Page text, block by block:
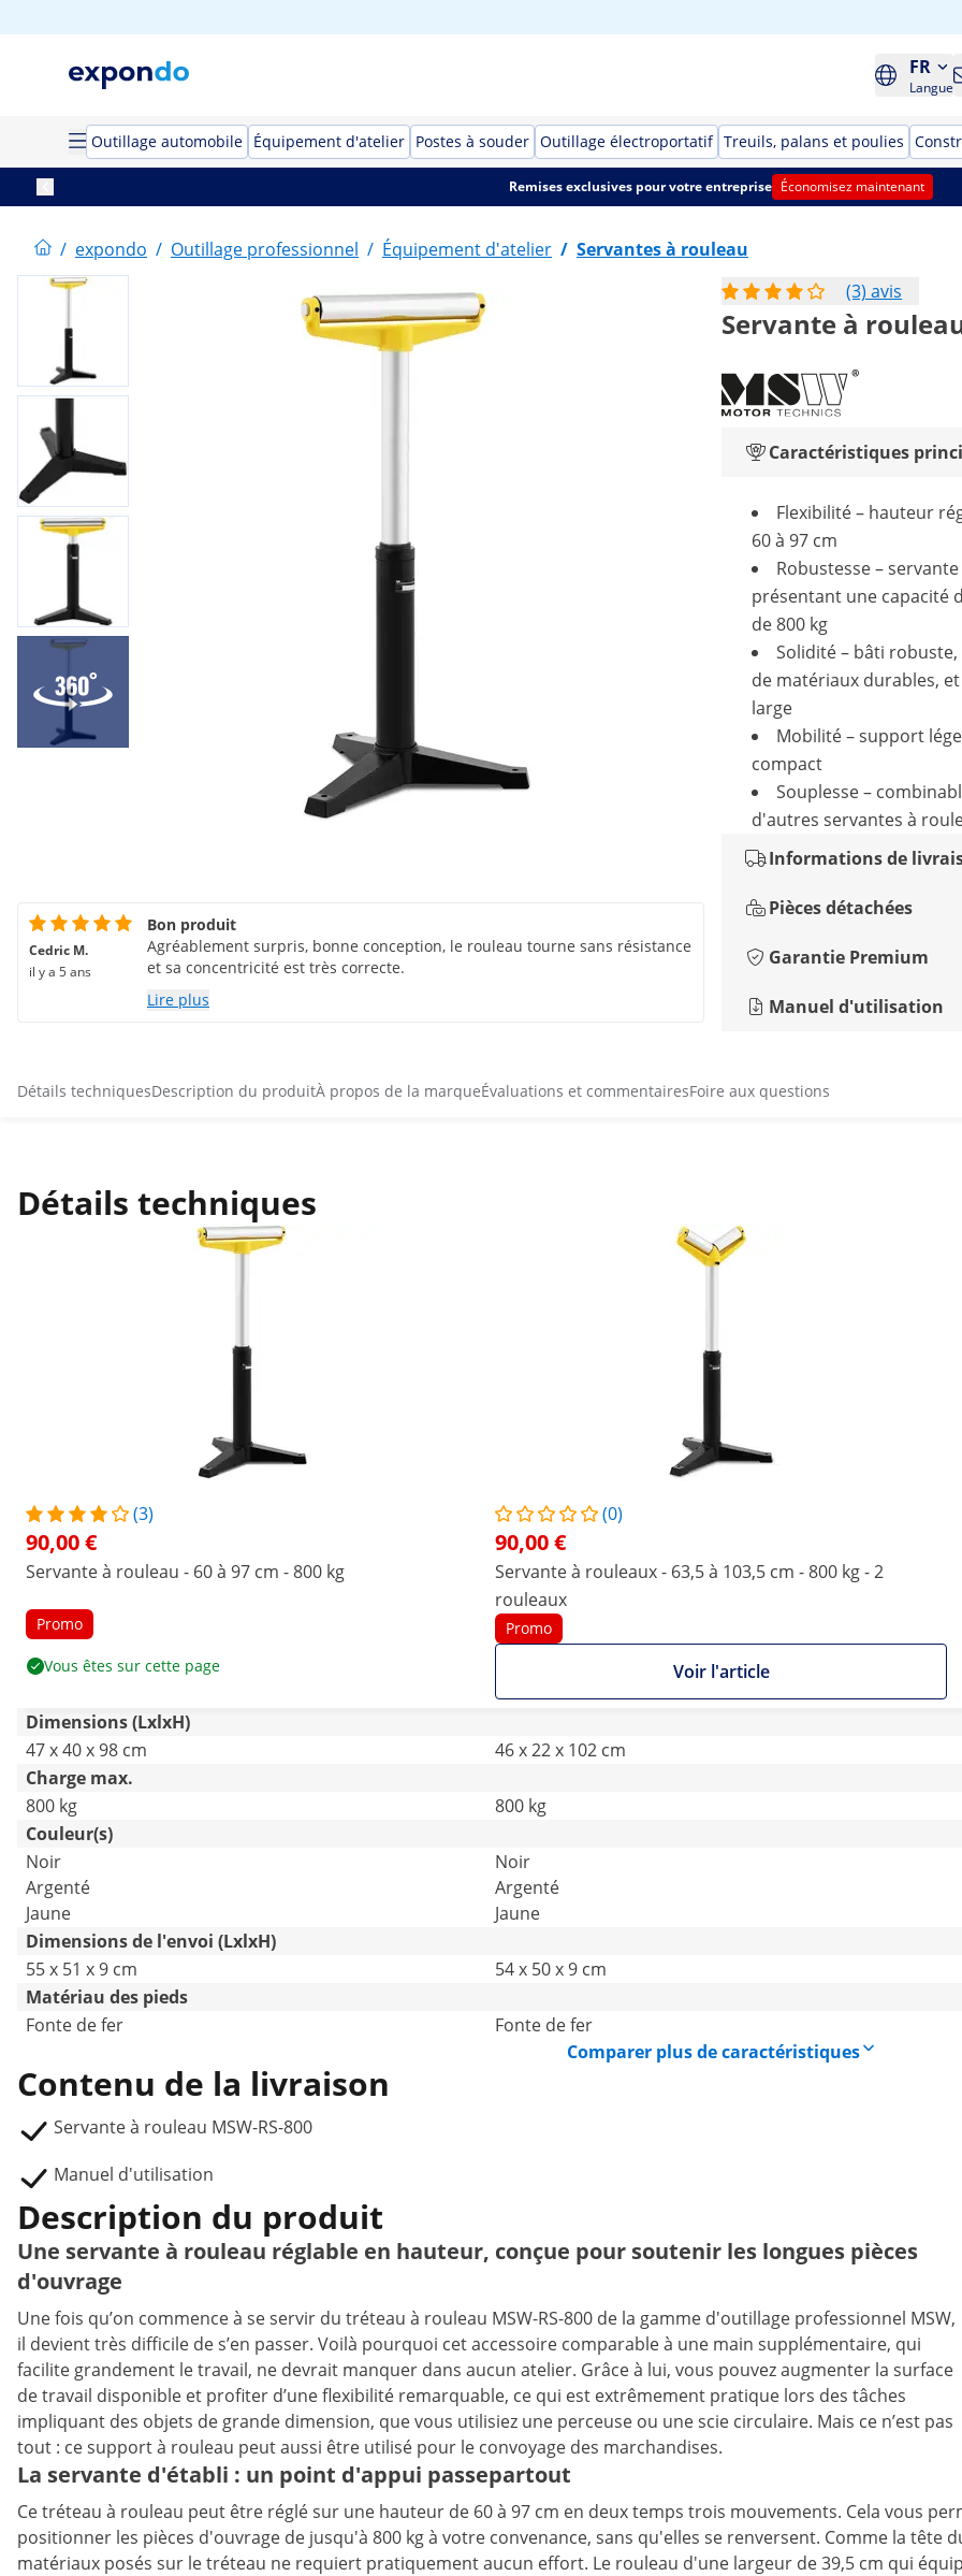
FR
Langue
Outillage automobile Équipement d'atelier Postes à souder Outillage électroportatif Treuils, palans et poulies
Remises exclusives pour votre entreprise Économisez maintenant
/ expondo / Outillage professionnel / Équipement d'atelier / Servantes à rouleau
(3) avis
Servante à
Caractéristiques
Flexibilité – hauteur
60 à 97 cm
Robustesse –
présentant une capacité
de 800 kg
Solidité – bâti
de matériaux durables,
large
Mobilité – support
compact
Souplesse –
d'autres servantes à
Informations de
Pièces détachées
Garantie Premium
Manuel d'utilisation
Cedric M.
il y a 5 ans
Bon produit
Agréablement surpris, bonne conception, le rouleau tourne sans résistance
et sa concentricité est très correcte.
Lire plus
Détails techniquesDescription du produitÀ propos de la marqueÉvaluations et commentairesFoire aux questions
Détails techniques
(3)
90,00 €
Servante à rouleau - 60 à 97 cm - 800 kg
Promo
Vous êtes sur cette page
(0)
90,00 €
Servante à rouleaux - 63,5 à 103,5 cm - 800 kg - 2
rouleaux
Promo
Voir l'article
Dimensions (LxlxH)
47 x 40 x 98 cm
46 x 22 x 102 cm
Charge max.
800 kg
800 kg
Couleur(s)
Noir
Argenté
Jaune
Noir
Argenté
Jaune
Dimensions de l'envoi (LxlxH)
55 x 51 x 9 cm
54 x 50 x 9 cm
Matériau des pieds
Fonte de fer
Fonte de fer
Comparer plus de caractéristiques
Contenu de la livraison
Servante à rouleau MSW-RS-800
Manuel d'utilisation
Description du produit
Une servante à rouleau réglable en hauteur, conçue pour soutenir les longues pièces
d'ouvrage
Une fois qu’on commence à se servir du tréteau à rouleau MSW-RS-800 de la gamme d'outillage professionnel MSW,
il devient très difficile de s’en passer. Voilà pourquoi cet accessoire comparable à une main supplémentaire, qui
facilite grandement le travail, ne devrait manquer dans aucun atelier. Grâce à lui, vous pouvez augmenter la surface
de travail disponible et profiter d’une flexibilité remarquable, ce qui est extrêmement pratique lors des tâches
impliquant des objets de grande dimension, que vous utilisiez une perceuse ou une scie circulaire. Mais ce n’est pas
tout : ce support à rouleau peut aussi être utilisé pour le convoyage des marchandises.
La servante d'établi : un point d'appui passepartout
Ce tréteau à rouleau peut être réglé sur une hauteur de 60 à 97 cm en deux temps trois mouvements. Cela vous
positionner les pièces d'ouvrage de jusqu'à 800 kg à votre convenance, sans qu'elles se renversent. Comme la
matériaux posés sur le tréteau ne requiert pratiquement aucun effort. Le rouleau d'une largeur de 39,5 cm qui